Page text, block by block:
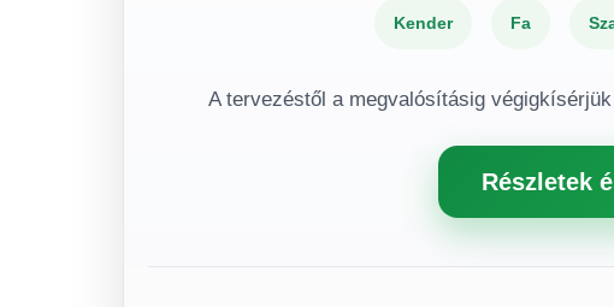
Kender Fa
A tervezéstől a megvalósításig
Részletek